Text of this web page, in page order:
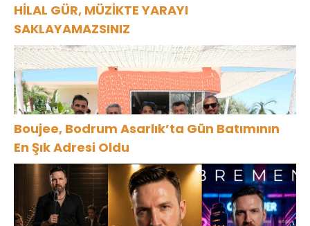
HİLAL GÜR, MÜZİKTE YARAYI
SAKLAYAMAZSINIZ
Boujee, Bodrum Asarlık’ta Gün Batımının
En Şık Adresi Oldu